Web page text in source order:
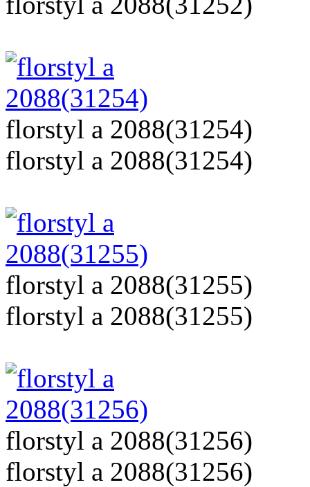
florstyl a 2088(31254)
florstyl a 2088(31254)
florstyl a 2088(31255)
florstyl a 2088(31255)
florstyl a 2088(31256)
florstyl a 2088(31256)